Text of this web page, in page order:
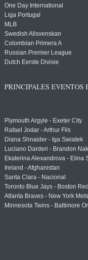
One Day International
Liga Portugal
MLB
Swedish Allsvenskan
Colombian Primera A
Russian Premier League
Dutch Eerste Divisie
PRINCIPALES EVENTOS
Plymouth Argyle - Exeter City
Rafael Jodar - Arthur Fils
Diana Shnaider - Iga Swiatek
Luciano Darderi - Brandon
Ekaterina Alexandrova - Elina
Ireland - Afghanistan
Santa Clara - Nacional
Toronto Blue Jays - Boston
Atlanta Braves - New York Mets
Minnesota Twins - Baltimore